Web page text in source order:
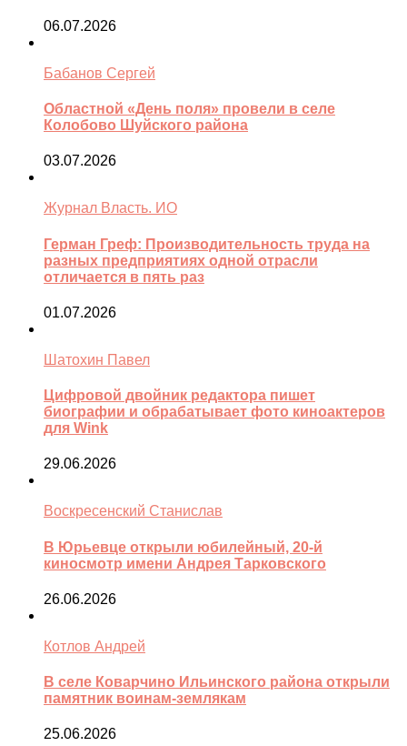
06.07.2026
Бабанов Сергей
Областной «День поля» провели в селе
Колобово Шуйского района
03.07.2026
Журнал Власть. ИО
Герман Греф: Производительность труда на
разных предприятиях одной отрасли
отличается в пять раз
01.07.2026
Шатохин Павел
Цифровой двойник редактора пишет
биографии и обрабатывает фото киноактеров
для Wink
29.06.2026
Воскресенский Станислав
В Юрьевце открыли юбилейный, 20-й
киносмотр имени Андрея Тарковского
26.06.2026
Котлов Андрей
В селе Коварчино Ильинского района открыли
памятник воинам-землякам
25.06.2026